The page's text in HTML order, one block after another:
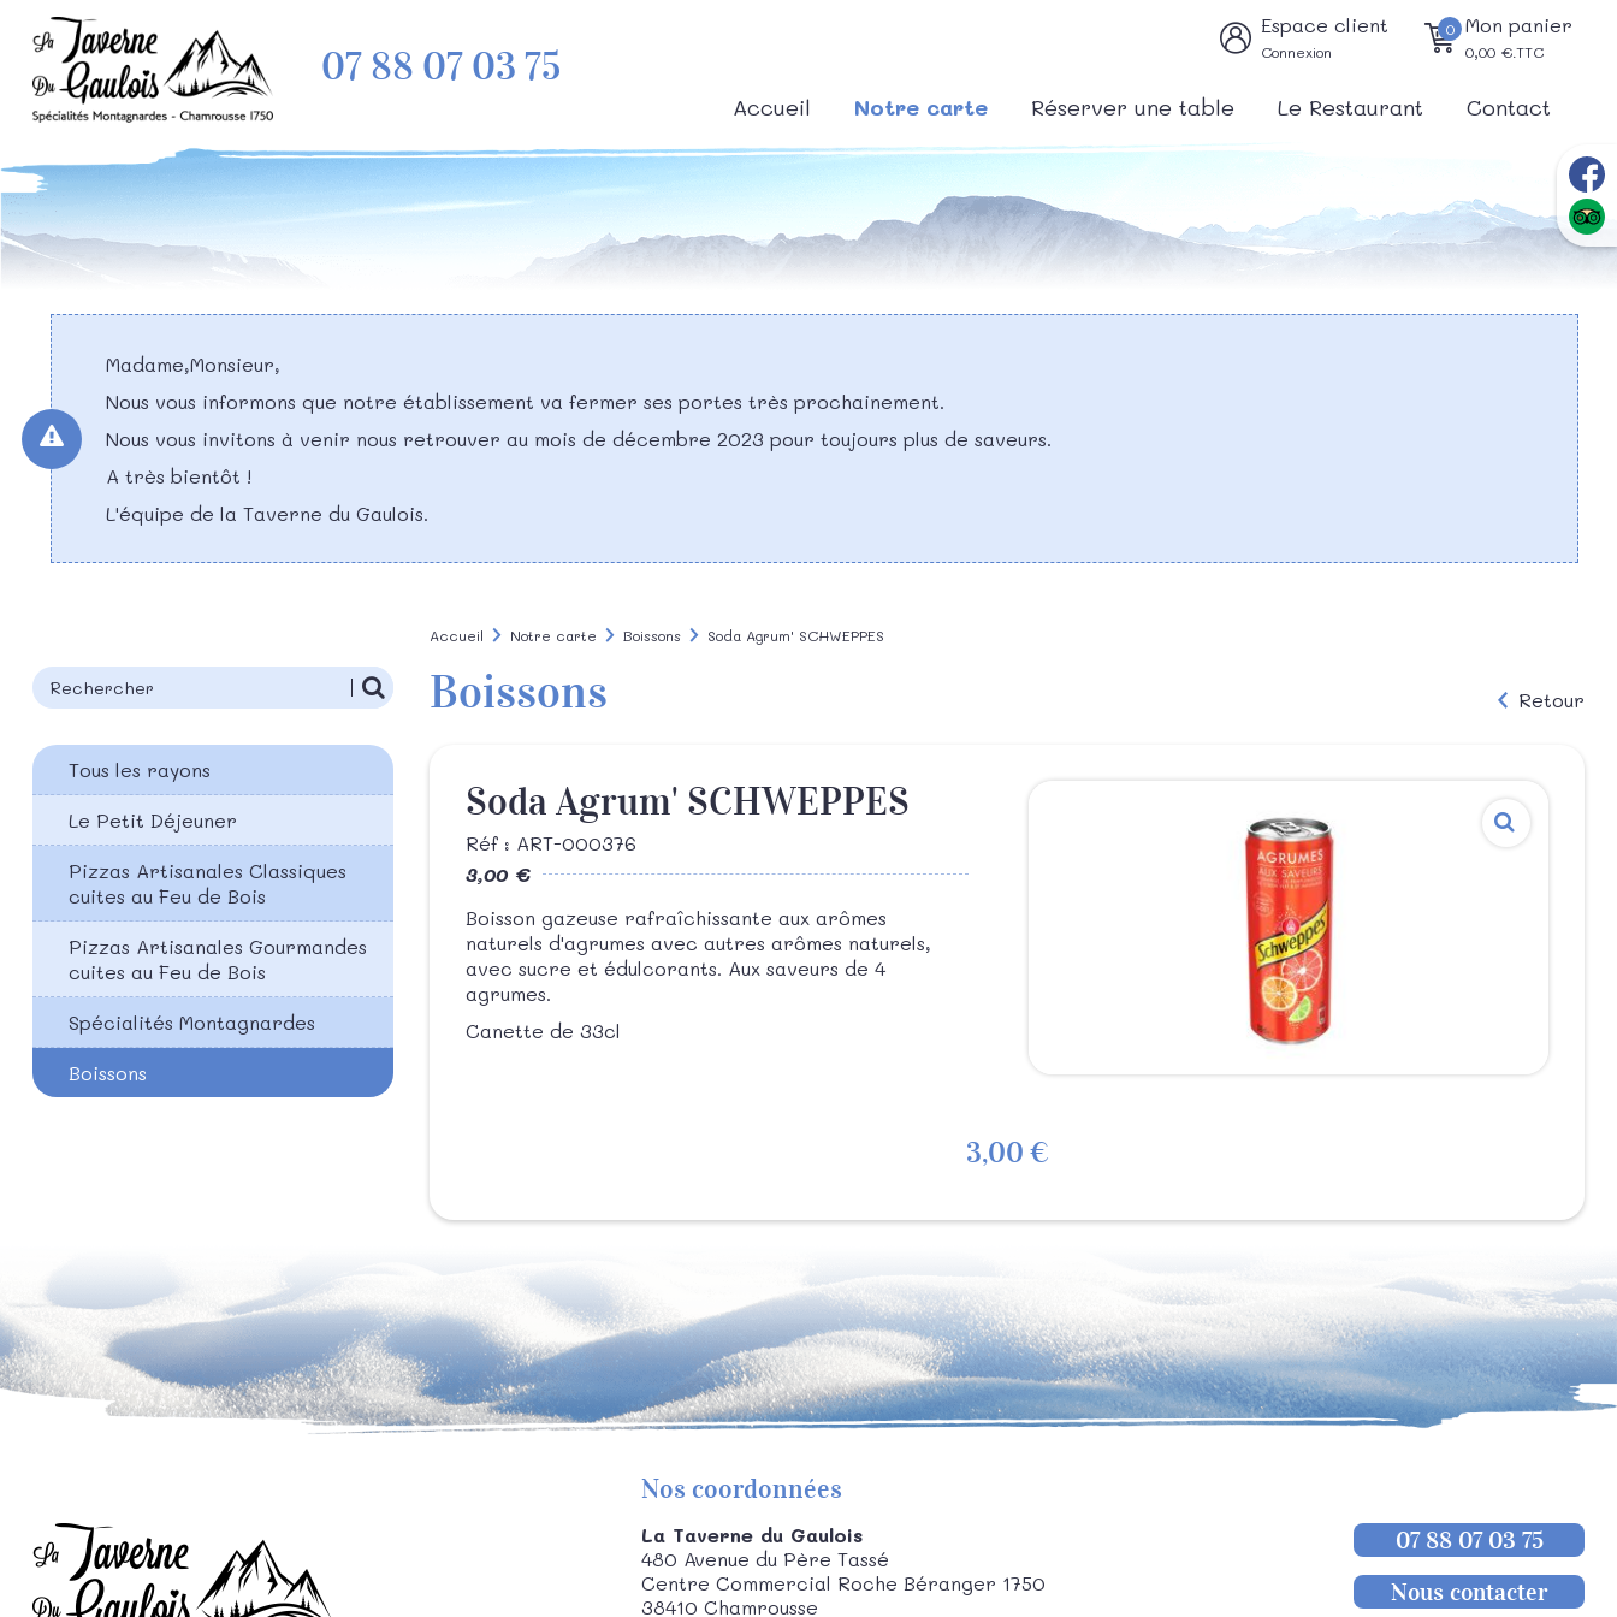
07 88 07 03 75
Espace client
Connexion
0 Mon panier
0,00 €.TTC
Accueil Notre carte Réserver une table Le Restaurant Contact
Madame,Monsieur,
Nous vous informons que notre établissement va fermer ses portes très prochainement.
Nous vous invitons à venir nous retrouver au mois de décembre 2023 pour toujours plus de saveurs.
A très bientôt !
L'équipe de la Taverne du Gaulois.
Accueil Notre carte Boissons Soda Agrum' SCHWEPPES
Tous les rayons
Le Petit Déjeuner
Pizzas Artisanales Classiques
cuites au Feu de Bois
Pizzas Artisanales Gourmandes
cuites au Feu de Bois
Spécialités Montagnardes
Boissons
Boissons Retour
Soda Agrum' SCHWEPPES
Réf : ART-000376
3,00 €
Boisson gazeuse rafraîchissante aux arômes
naturels d'agrumes avec autres arômes naturels,
avec sucre et édulcorants. Aux saveurs de 4
agrumes.
Canette de 33cl
3,00 €
Nos coordonnées
La Taverne du Gaulois
480 Avenue du Père Tassé
Centre Commercial Roche Béranger 1750
38410 Chamrousse
07 88 07 03 75
Nous contacter